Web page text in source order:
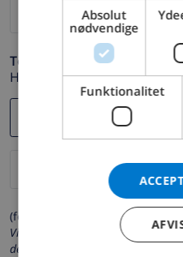
Telefon *
Hvis din e-mail adresse
(felter markeret med * er
Vi beskytter dit privatliv. Dine
delt med andre.
Absolut
nødvendige
Funktionalitet